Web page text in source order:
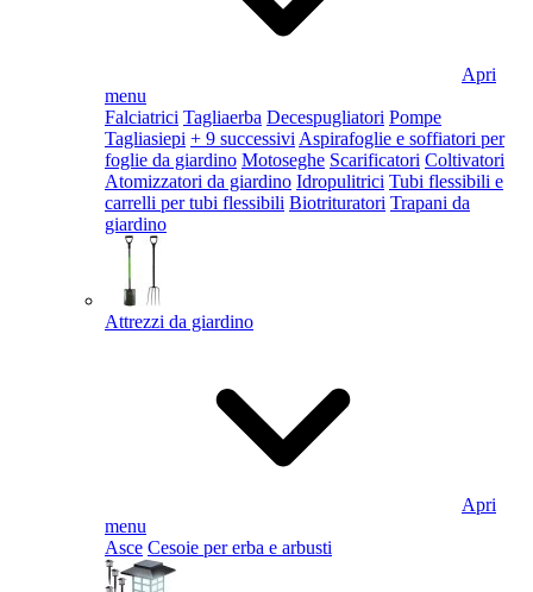
Apri
menu
Falciatrici Tagliaerba Decespugliatori Pompe
Tagliasiepi + 9 successivi Aspirafoglie e soffiatori per
foglie da giardino Motoseghe Scarificatori Coltivatori
Atomizzatori da giardino Idropulitrici Tubi flessibili e
carrelli per tubi flessibili Biotrituratori Trapani da
giardino
Attrezzi da giardino
Apri
menu
Asce Cesoie per erba e arbusti